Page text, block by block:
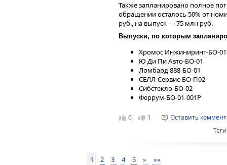
Также запланировано полное
обращении осталось 50% от
руб., на выпуск — 75 млн руб.
Выпуски, по которым
Хромос Инжиниринг-БО-01
Ю Ди Пи Авто-БО-01
Ломбард 888-БО-01
СЕЛЛ-Сервис-БО-П02
Сибстекло-БО-02
Феррум-БО-01-001P
0 1
Оставить
1 2 3 4 5 » »»